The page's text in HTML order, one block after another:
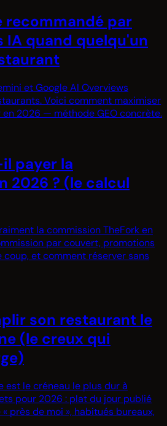
recommandé par
IA quand quelqu'un
et Google AI Overviews
Voici comment maximiser
2026 — méthode GEO concrète.
payer la
2026 ? (le calcul
la commission TheFork en
par couvert, promotions
coup, et comment réserver sans
son restaurant le
(le creux qui
est le créneau le plus dur à
pour 2026 : plat du jour publié
près de moi », habitués bureaux,